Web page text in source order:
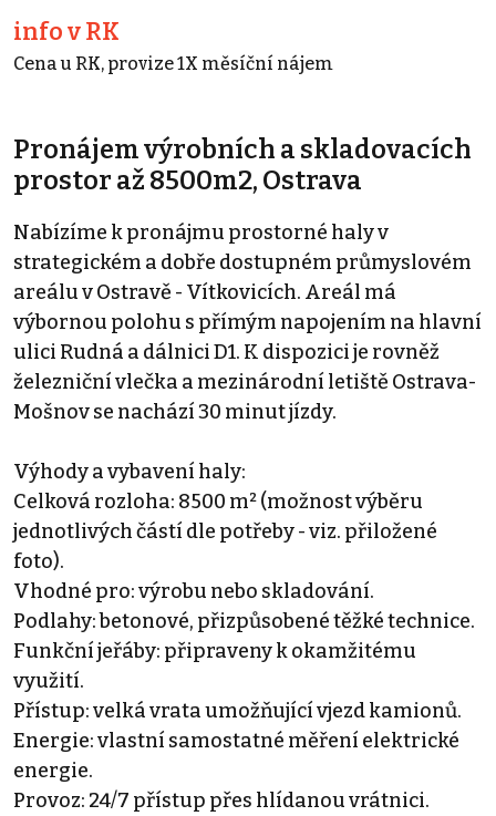
info v RK
Cena u RK, provize 1X měsíční nájem
Pronájem výrobních a skladovacích
prostor až 8500m2, Ostrava
Nabízíme k pronájmu prostorné haly v
strategickém a dobře dostupném průmyslovém
areálu v Ostravě - Vítkovicích. Areál má
výbornou polohu s přímým napojením na hlavní
ulici Rudná a dálnici D1. K dispozici je rovněž
železniční vlečka a mezinárodní letiště Ostrava-
Mošnov se nachází 30 minut jízdy.
Výhody a vybavení haly:
Celková rozloha: 8500 m² (možnost výběru
jednotlivých částí dle potřeby - viz. přiložené
foto).
Vhodné pro: výrobu nebo skladování.
Podlahy: betonové, přizpůsobené těžké technice.
Funkční jeřáby: připraveny k okamžitému
využití.
Přístup: velká vrata umožňující vjezd kamionů.
Energie: vlastní samostatné měření elektrické
energie.
Provoz: 24/7 přístup přes hlídanou vrátnici.